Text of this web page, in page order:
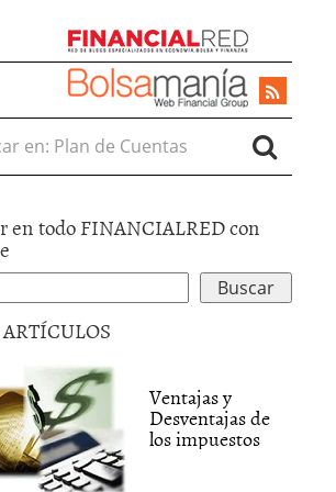
en:
en todo FINANCIALRED con
ARTÍCULOS
Ventajas y
Desventajas de
los impuestos